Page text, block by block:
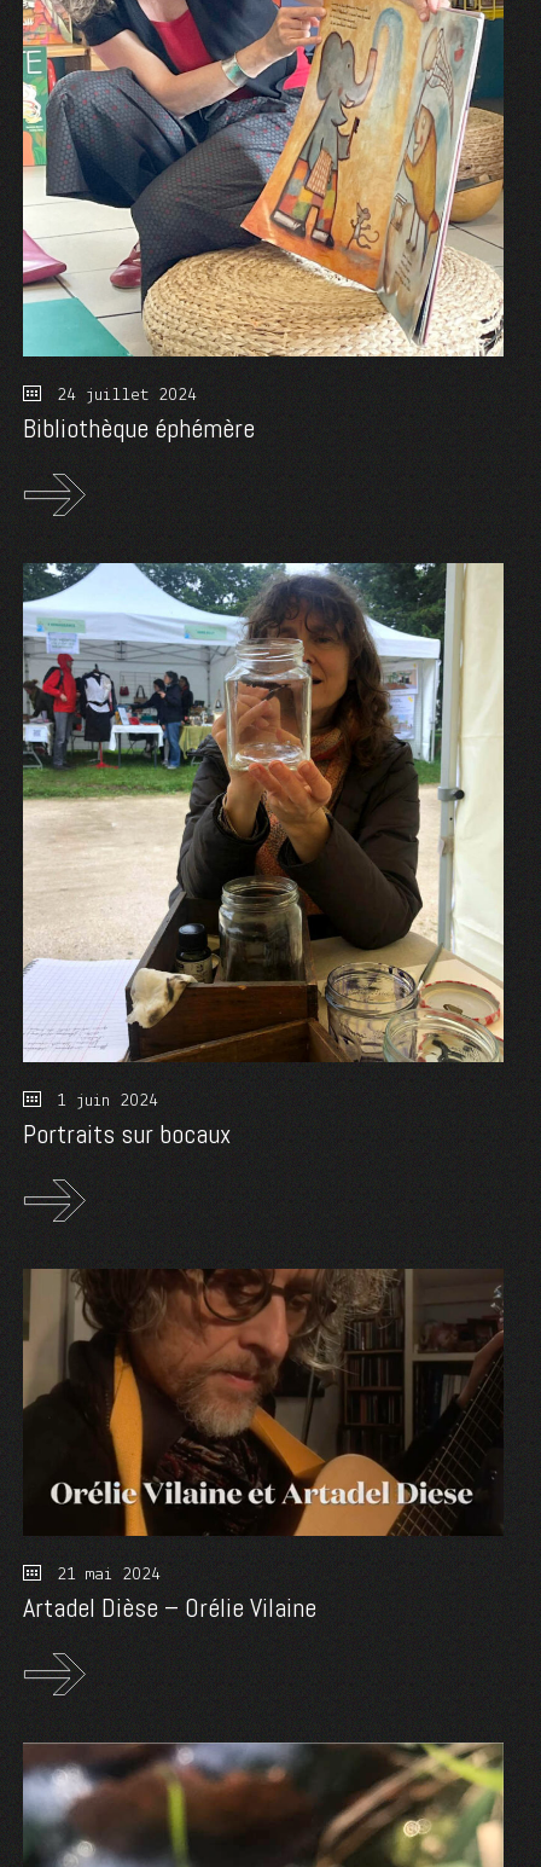
24 juillet 2024
Bibliothèque éphémère
1 juin 2024
Portraits sur bocaux
21 mai 2024
Artadel Dièse – Orélie Vilaine